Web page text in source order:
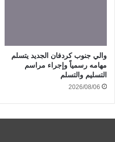
والي جنوب كردفان الجديد يتسلم
مهامه رسمياً وإجراء مراسم
التسليم والتسلم
2026/08/06